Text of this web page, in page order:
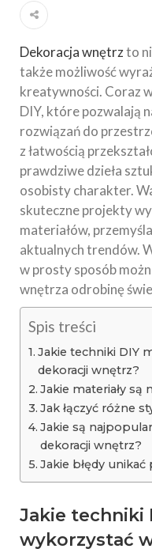
Dekoracja wnętrzto
także możliwość
kreatywności. Coraz
DIY, które pozwalają
rozwiązań do
z łatwością
prawdziwe dzieła
osobisty charakter.
skuteczne projekty
materiałów,
aktualnych trendów.
w prosty sposób
wnętrza odrobinę
Spis treści
Jakie techniki DIY
dekoracji wnętrz?
Jakie materiały są
Jak łączyć różne
Jakie są
dekoracji wnętrz?
Jakie błędy unikać
Jakie techniki
wykorzystać